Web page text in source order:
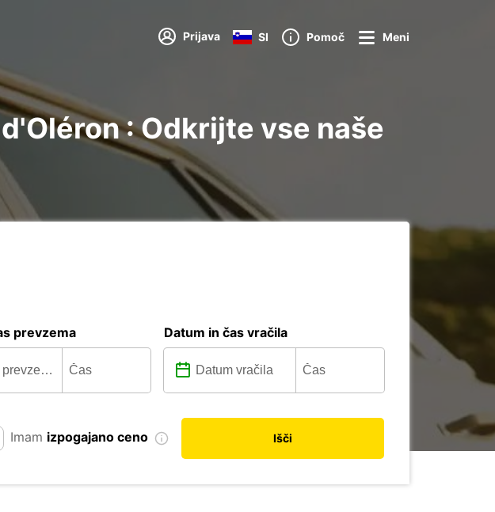
Prijava SI Pomoč Meni
: Odkrijte vse naše
prevzema Datum in čas vračila
Imam izpogajano ceno Išči